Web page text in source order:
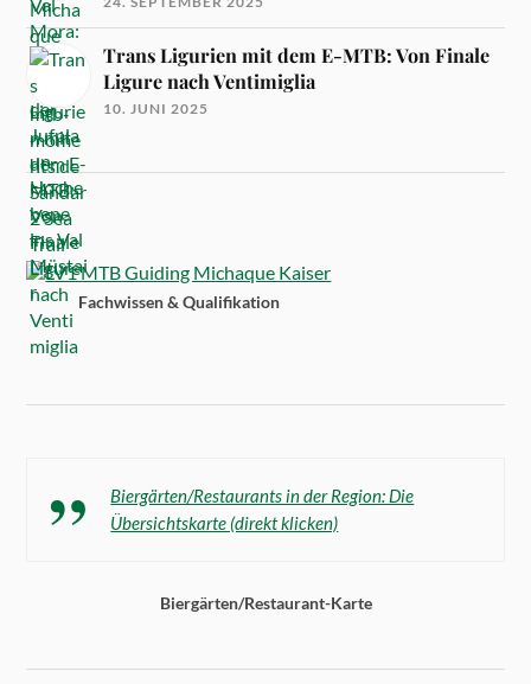
Trans Ligurien mit dem E-MTB: Von Finale
Ligure nach Ventimiglia
10. JUNI 2025
Fachwissen & Qualifikation
Biergärten/Restaurants in der Region: Die
Übersichtskarte (direkt klicken)
Biergärten/Restaurant-Karte